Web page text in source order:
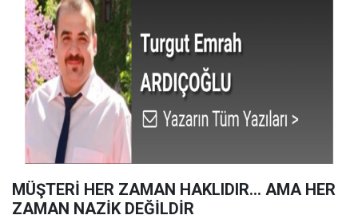
MÜŞTERİ HER ZAMAN HAKLIDIR… AMA HER
ZAMAN NAZİK DEĞİLDİR